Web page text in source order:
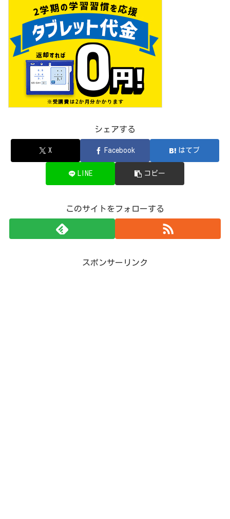
シェアする
X Facebook はてブ
LINE コピー
このサイトをフォローする
スポンサーリンク